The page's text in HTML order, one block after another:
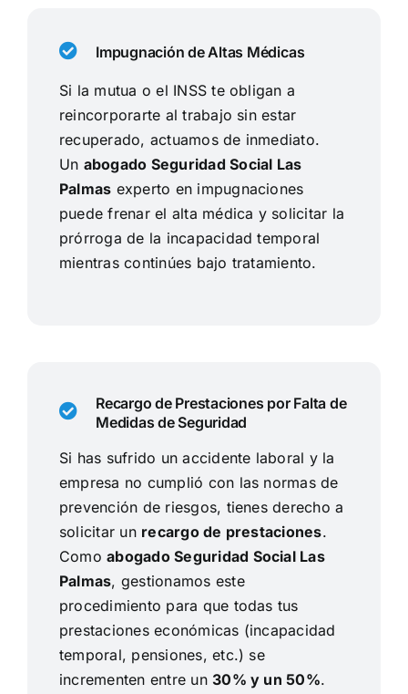
Impugnación de Altas Médicas
Si la mutua o el INSS te obligan a
reincorporarte al trabajo sin estar
recuperado, actuamos de inmediato.
Un abogado Seguridad Social Las
Palmas experto en impugnaciones
puede frenar el alta médica y solicitar la
prórroga de la incapacidad temporal
mientras continúes bajo tratamiento.
Recargo de Prestaciones por Falta de
Medidas de Seguridad
Si has sufrido un accidente laboral y la
empresa no cumplió con las normas de
prevención de riesgos, tienes derecho a
solicitar un recargo de prestaciones.
Comoabogado Seguridad Social Las
Palmas, gestionamos este
procedimiento para que todas tus
prestaciones económicas (incapacidad
temporal, pensiones, etc.) se
incrementen entre un 30% y un 50%.